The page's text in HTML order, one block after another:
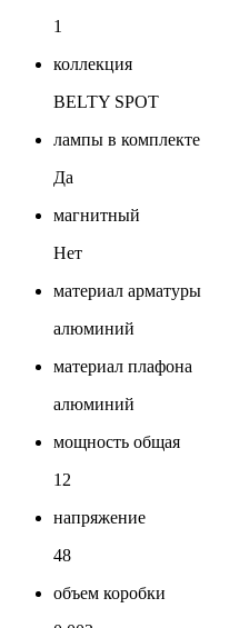
1
коллекция
BELTY SPOT
лампы в комплекте
Да
магнитный
Нет
материал арматуры
алюминий
материал плафона
алюминий
мощность общая
12
напряжение
48
объем коробки